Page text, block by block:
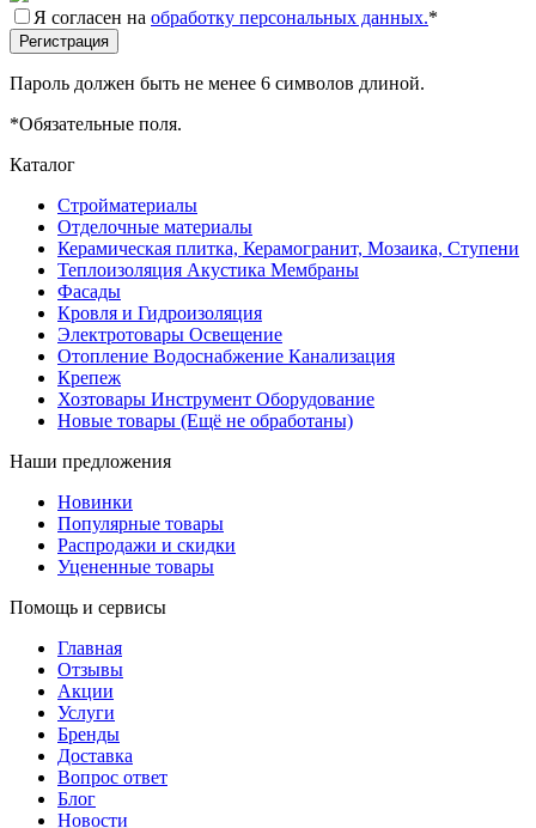
Я согласен на обработку персональных данных.*
Пароль должен быть не менее 6 символов длиной.
*Обязательные поля.
Каталог
Стройматериалы
Отделочные материалы
Керамическая плитка, Керамогранит, Мозаика, Ступени
Теплоизоляция Акустика Мембраны
Фасады
Кровля и Гидроизоляция
Электротовары Освещение
Отопление Водоснабжение Канализация
Крепеж
Хозтовары Инструмент Оборудование
Новые товары (Ещё не обработаны)
Наши предложения
Новинки
Популярные товары
Распродажи и скидки
Уцененные товары
Помощь и сервисы
Главная
Отзывы
Акции
Услуги
Бренды
Доставка
Вопрос ответ
Блог
Новости